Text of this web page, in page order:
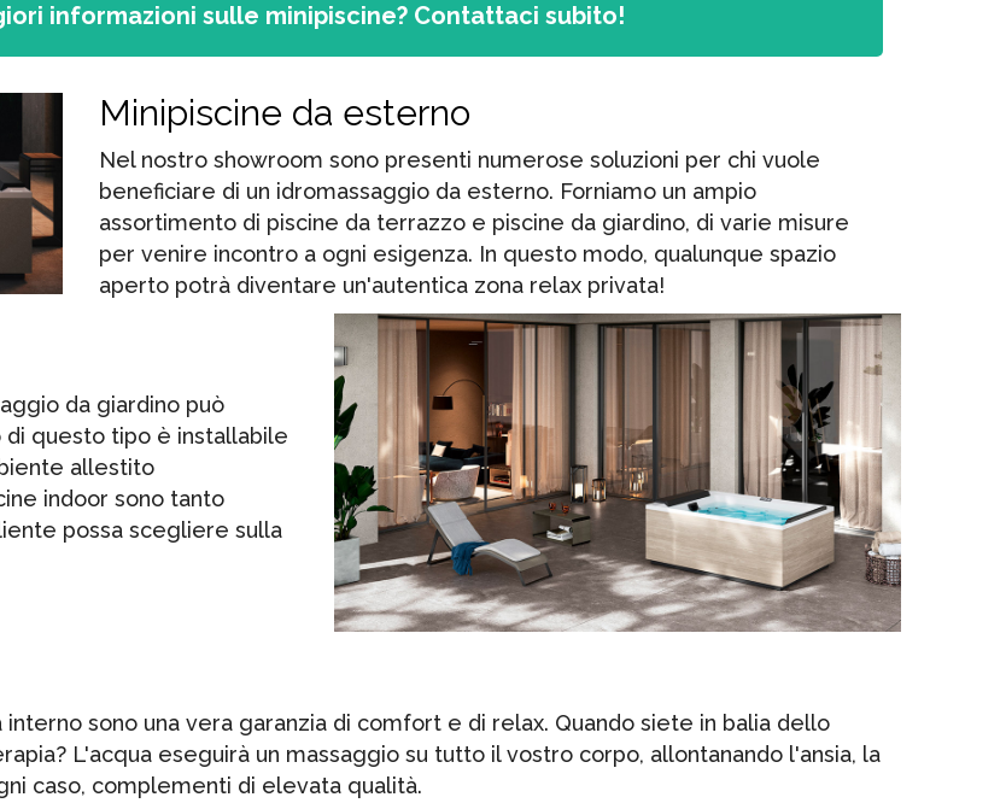
informazioni sulle minipiscine? Contattaci subito!
Minipiscine da esterno
Nel nostro showroom sono presenti numerose soluzioni per chi vuole
beneficiare di un idromassaggio da esterno. Forniamo un ampio
assortimento di piscine da terrazzo e piscine da giardino, di varie misure
per venire incontro a ogni esigenza. In questo modo, qualunque spazio
aperto potrà diventare un'autentica zona relax privata!
da giardino può
di questo tipo è installabile
allestito
indoor sono tanto
possa scegliere sulla
sono una vera garanzia di comfort e di relax. Quando siete in balia dello
L'acqua eseguirà un massaggio su tutto il vostro corpo, allontanando l'ansia, la
caso, complementi di elevata qualità.